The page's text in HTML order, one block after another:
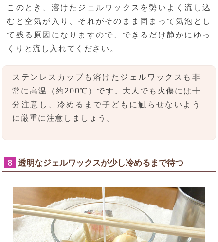
このとき、溶けたジェルワックスを勢いよく流し込
むと空気が入り、それがそのまま固まって気泡とし
て残る原因になりますので、できるだけ静かにゆっ
くりと流し入れてください。
ステンレスカップも溶けたジェルワックスも非
常に高温（約200℃）です。大人でも火傷には十
分注意し、冷めるまで子どもに触らせないよう
に厳重に注意しましょう。
8 透明なジェルワックスが少し冷めるまで待つ